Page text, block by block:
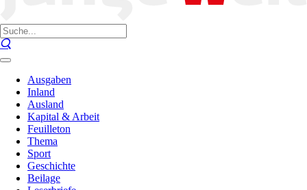
Ausgaben
Inland
Ausland
Kapital & Arbeit
Feuilleton
Thema
Sport
Geschichte
Beilage